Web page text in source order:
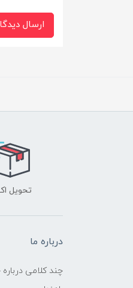
ارسال
تحویل
درباره ما
چند کلامی